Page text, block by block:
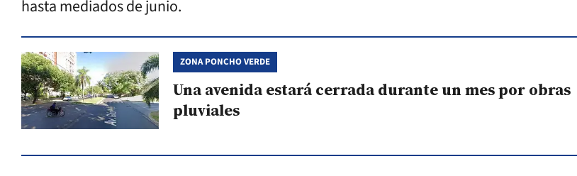
hasta mediados de junio.
ZONA PONCHO VERDE
Una avenida estará cerrada durante un mes por obras
pluviales